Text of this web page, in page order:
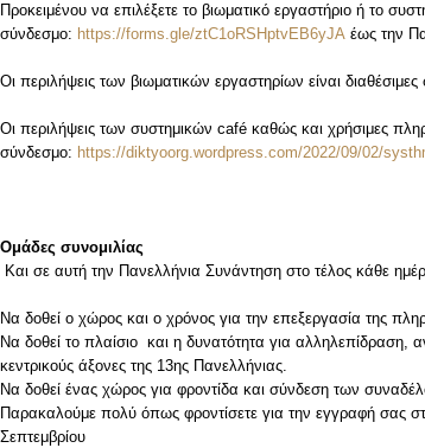
Προκειμένου να επιλέξετε το βιωματικό εργαστήριο ή το
σύνδεσμο: https://forms.gle/ztC1oRSHptvEB6yJA έως την
Οι περιλήψεις των βιωματικών εργαστηρίων είναι
Οι περιλήψεις των συστημικών café καθώς και χρήσιμες
σύνδεσμο: https://diktyoorg.wordpress.com/2022/09/02/
Ομάδες συνομιλίας
Και σε αυτή την Πανελλήνια Συνάντηση στο τέλος κάθε
Να δοθεί ο χώρος και ο χρόνος για την επεξεργασία της
Να δοθεί το πλαίσιο και η δυνατότητα για
κεντρικούς άξονες της 13ης Πανελλήνιας.
Να δοθεί ένας χώρος για φροντίδα και σύνδεση των
Παρακαλούμε πολύ όπως φροντίσετε για την εγγραφή σας
Σεπτεμβρίου